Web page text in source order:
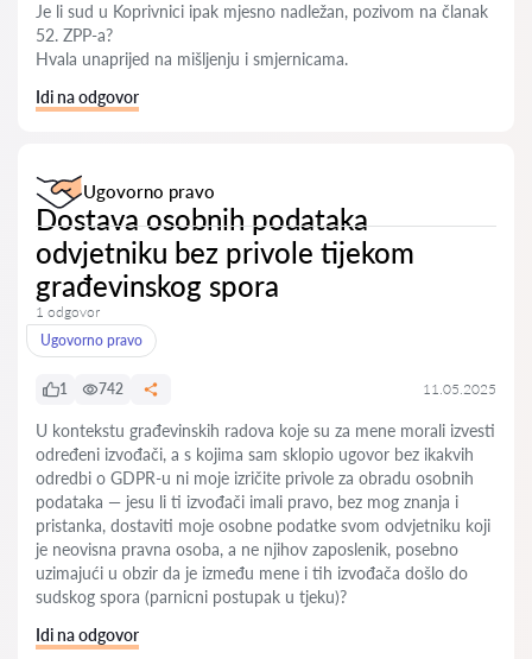
Je li sud u Koprivnici ipak mjesno nadležan, pozivom na članak
52. ZPP-a?
Hvala unaprijed na mišljenju i smjernicama.
Idi na odgovor
Ugovorno pravo
Dostava osobnih podataka
odvjetniku bez privole tijekom
građevinskog spora
1 odgovor
Ugovorno pravo
1 742 11.05.2025
U kontekstu građevinskih radova koje su za mene morali izvesti
određeni izvođači, a s kojima sam sklopio ugovor bez ikakvih
odredbi o GDPR-u ni moje izričite privole za obradu osobnih
podataka — jesu li ti izvođači imali pravo, bez mog znanja i
pristanka, dostaviti moje osobne podatke svom odvjetniku koji
je neovisna pravna osoba, a ne njihov zaposlenik, posebno
uzimajući u obzir da je između mene i tih izvođača došlo do
sudskog spora (parnicni postupak u tjeku)?
Idi na odgovor